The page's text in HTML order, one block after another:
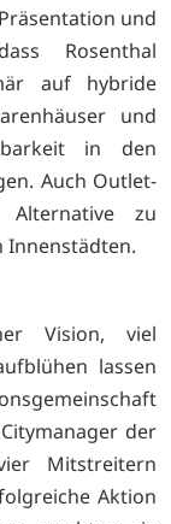
und
Rosenthal
auf hybride
und
in den
Auch Outlet-
zu
Innenstädten.
Vision, viel
lassen
der
Mitstreitern
Aktion